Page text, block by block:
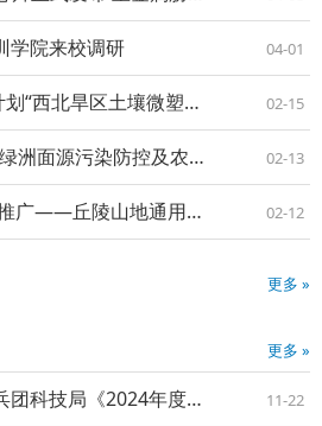
学院来校调研 04-01
“十四五”国家重点研发计划“西北旱区土壤微塑料污染生态风险与管控技术及应用示范”项目2025年度总结暨进展推进会顺利召开 02-15
国家重点研发计划“西北绿洲面源污染防控及农业绿色发展技术集成示范”项目2025年度工作总结会顺利召开 02-13
聚焦国家战略 聚力研发推广——丘陵山地通用动力机械创制项目召开年度总结会 02-12
更多 »
更多 »
关于转发新疆生产建设兵团科技局《2024年度兵团科技计划项目申报指南》的通知 11-22